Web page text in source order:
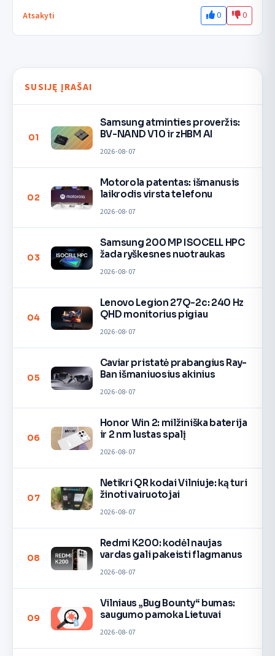
Atsakyti 0 0
SUSIJĘ ĮRAŠAI
01
Samsung atminties proveržis:
BV-NAND V10 ir zHBM AI
2026-08-07
02
Motorola patentas: išmanusis
laikrodis virsta telefonu
2026-08-07
03
Samsung 200 MP ISOCELL HPC
žada ryškesnes nuotraukas
2026-08-07
04
Lenovo Legion 27Q-2c: 240 Hz
QHD monitorius pigiau
2026-08-07
05
Caviar pristatė prabangius Ray-
Ban išmaniuosius akinius
2026-08-07
06
Honor Win 2: milžiniška baterija
ir 2 nm lustas spalį
2026-08-07
07
Netikri QR kodai Vilniuje: ką turi
žinoti vairuotojai
2026-08-07
08
Redmi K200: kodėl naujas
vardas gali pakeisti flagmanus
2026-08-07
09
Vilniaus „Bug Bounty“ bumas:
saugumo pamoka Lietuvai
2026-08-07